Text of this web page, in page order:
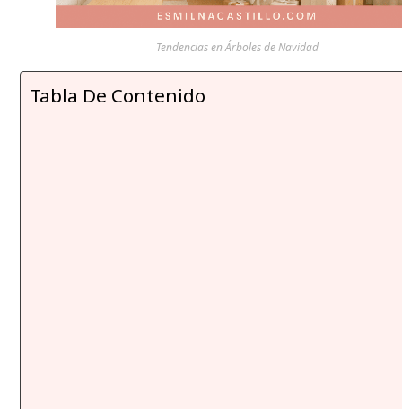
Tendencias en Árboles de Navidad
Tabla De Contenido